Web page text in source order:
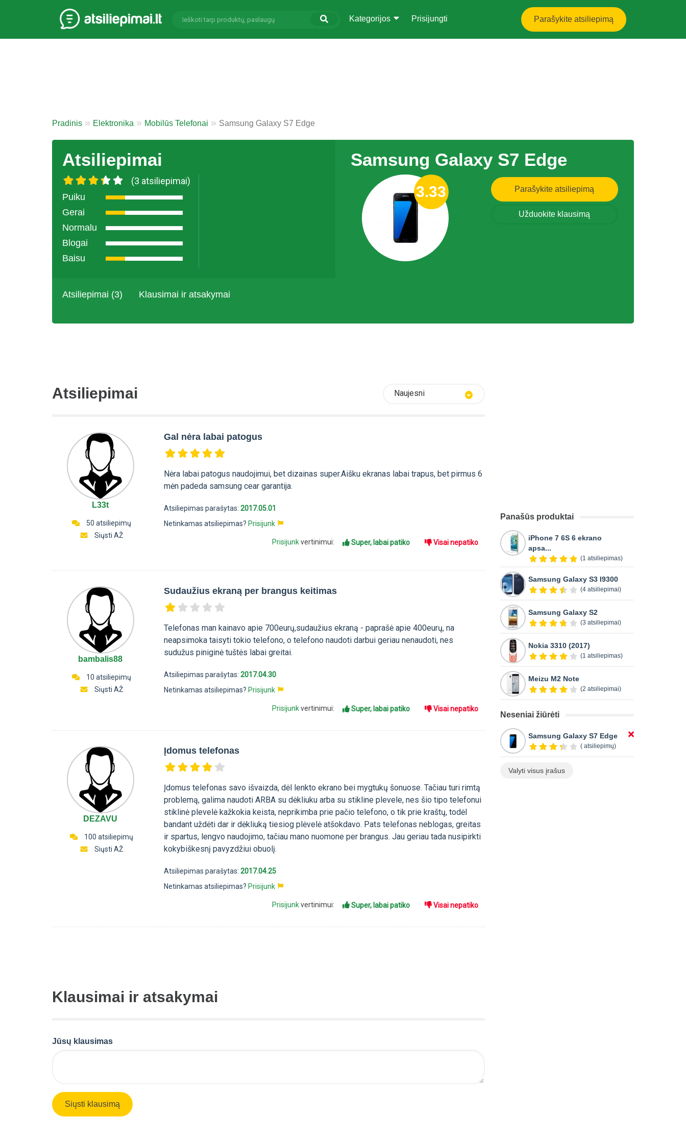
Parašykite atsiliepimą
Kategorijos Prisijungti
Pradinis Elektronika Mobilūs Telefonai Samsung Galaxy S7 Edge
Atsiliepimai
(3 atsiliepimai)
Puiku
Gerai
Normalu
Blogai
Baisu
Atsiliepimai (3) Klausimai ir atsakymai
Samsung Galaxy S7 Edge
3.33 Parašykite atsiliepimą
Užduokite klausimą
Atsiliepimai Naujesni
L33t
50 atsiliepimų
Siųsti AŽ
Gal nėra labai patogus
Nėra labai patogus naudojimui, bet dizainas super.Aišku ekranas labai trapus, bet pirmus 6
mėn padeda samsung cear garantija.
Atsiliepimas parašytas:2017.05.01
Netinkamas atsiliepimas? Prisijunk
Prisijunkvertinimui: Super, labai patiko Visai nepatiko
bambalis88
10 atsiliepimų
Siųsti AŽ
Sudaužius ekraną per brangus keitimas
Telefonas man kainavo apie 700eurų,sudaužius ekraną - paprašė apie 400eurų, na
neapsimoka taisyti tokio telefono, o telefono naudoti darbui geriau nenaudoti, nes
sudužus piniginė tuštės labai greitai.
Atsiliepimas parašytas:2017.04.30
Netinkamas atsiliepimas? Prisijunk
Prisijunkvertinimui: Super, labai patiko Visai nepatiko
DEZAVU
100 atsiliepimų
Siųsti AŽ
Įdomus telefonas
Įdomus telefonas savo išvaizda, dėl lenkto ekrano bei mygtukų šonuose. Tačiau turi rimtą
problemą, galima naudoti ARBA su dėkliuku arba su stikline plevele, nes šio tipo telefonui
stiklinė plevelė kažkokia keista, neprikimba prie pačio telefono, o tik prie kraštų, todėl
bandant uždėti dar ir dėkliuką tiesiog plėvelė atšokdavo. Pats telefonas neblogas, greitas
ir spartus, lengvo naudojimo, tačiau mano nuomone per brangus. Jau geriau tada nusipirkti
kokybiškesnį pavyzdžiui obuolį.
Atsiliepimas parašytas:2017.04.25
Netinkamas atsiliepimas?Prisijunk
Prisijunkvertinimui: Super, labai patiko Visai nepatiko
Klausimai ir atsakymai
Jūsų klausimas
Panašūs produktai
iPhone 7 6S 6 ekrano
apsa...
(1 atsiliepimas)
Samsung Galaxy S3 I9300
(4 atsiliepimai)
Samsung Galaxy S2
(3 atsiliepimai)
Nokia 3310 (2017)
(1 atsiliepimas)
Meizu M2 Note
(2 atsiliepimai)
Neseniai žiūrėti
Samsung Galaxy S7 Edge
( atsiliepimų)
Valyti visus įrašus